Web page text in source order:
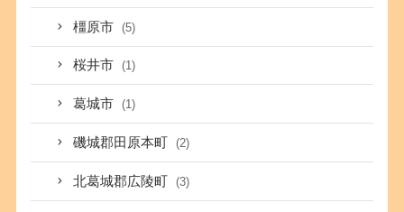
橿原市 (5)
桜井市 (1)
葛城市 (1)
磯城郡田原本町 (2)
北葛城郡広陵町 (3)